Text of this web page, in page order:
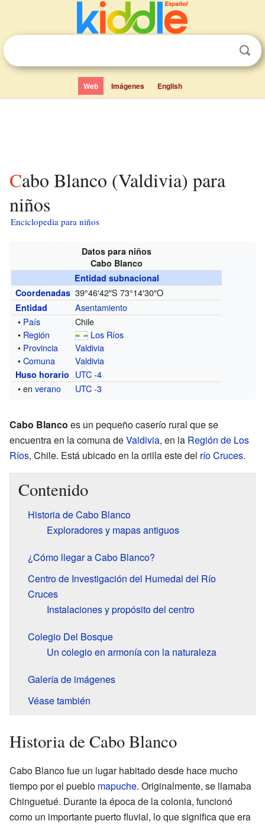
Web Imágenes English
Cabo Blanco (Valdivia) para
niños
Enciclopedia para niños
Datos para niños
Cabo Blanco
Entidad subnacional
Coordenadas 39°46′42″S 73°14′30″O
Entidad
Asentamiento
• País
Chile
• Región
Los Ríos
• Provincia
Valdivia
•Comuna Valdivia
Huso horario UTC -4
• enverano UTC -3
Cabo Blanco es un pequeño caserío rural que se
encuentra en la comuna deValdivia, en la Región de Los
Ríos, Chile. Está ubicado en la orilla este del río Cruces.
Contenido
Historia de Cabo Blanco
Exploradores y mapas antiguos
¿Cómo llegar a Cabo Blanco?
Centro de Investigación del Humedal del Río
Cruces
Instalaciones y propósito del centro
Colegio Del Bosque
Un colegio en armonía con la naturaleza
Galería de imágenes
Véase también
Historia de Cabo Blanco
Cabo Blanco fue un lugar habitado desde hace mucho
tiempo por el pueblo mapuche. Originalmente, se llamaba
Chinguetué. Durante la época de la colonia, funcionó
como un importante puerto fluvial, lo que significa que era